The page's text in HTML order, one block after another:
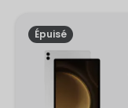
Épuisé